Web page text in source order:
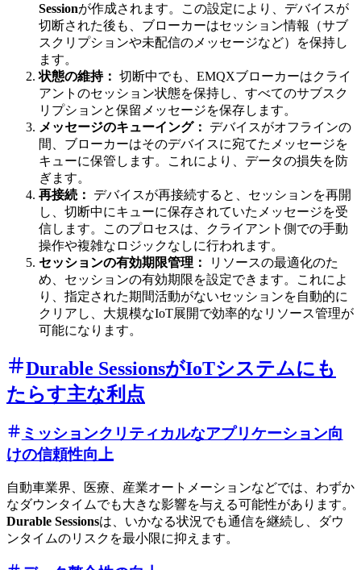
Sessionが作成されます。この設定により、デバイスが
切断された後も、ブローカーはセッション情報（サブ
スクリプションや未配信のメッセージなど）を保持し
ます。
状態の維持： 切断中でも、EMQXブローカーはクライ
アントのセッション状態を保持し、すべてのサブスク
リプションと保留メッセージを保存します。
メッセージのキューイング：
デバイスがオフラインの
間、ブローカーはそのデバイスに宛てたメッセージを
キューに保管します。これにより、データの損失を防
ぎます。
再接続：
デバイスが再接続すると、セッションを再開
し、切断中にキューに保存されていたメッセージを受
信します。このプロセスは、クライアント側での手動
操作や複雑なロジックなしに行われます。
セッションの有効期限管理：
リソースの最適化のた
め、セッションの有効期限を設定できます。これによ
り、指定された期間活動がないセッションを自動的に
クリアし、大規模なIoT展開で効率的なリソース管理が
可能になります。
Durable SessionsがIoTシステムにも
たらす主な利点
ミッションクリティカルなアプリケーション向
けの信頼性向上
自動車業界、医療、産業オートメーションなどでは、わずか
なダウンタイムでも大きな影響を与える可能性があります。
Durable Sessionsは、いかなる状況でも通信を継続し、ダウ
ンタイムのリスクを最小限に抑えます。